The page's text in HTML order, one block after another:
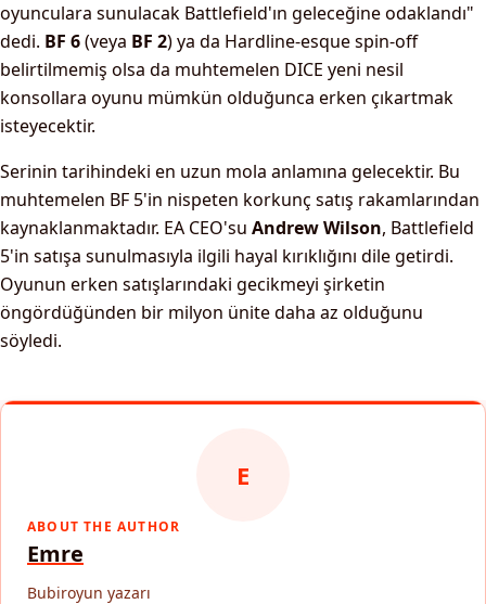
oyunculara sunulacak Battlefield'ın geleceğine odaklandı"
dedi. BF 6(veya BF 2) ya da Hardline-esque spin-off
belirtilmemiş olsa da muhtemelen DICE yeni nesil
konsollara oyunu mümkün olduğunca erken çıkartmak
isteyecektir.
Serinin tarihindeki en uzun mola anlamına gelecektir. Bu
muhtemelen BF 5'in nispeten korkunç satış rakamlarından
kaynaklanmaktadır. EA CEO'su Andrew Wilson, Battlefield
5'in satışa sunulmasıyla ilgili hayal kırıklığını dile getirdi.
Oyunun erken satışlarındaki gecikmeyi şirketin
öngördüğünden bir milyon ünite daha az olduğunu
söyledi.
E
ABOUT THE AUTHOR
Emre
Bubiroyun yazarı